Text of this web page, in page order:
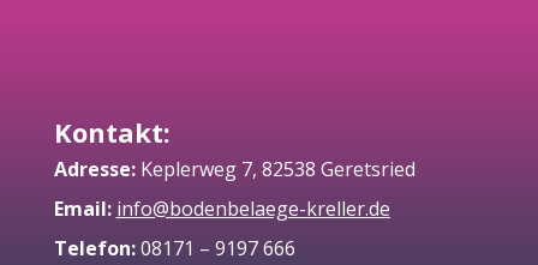
Kontakt:
Adresse: Keplerweg 7, 82538 Geretsried
Email: info@bodenbelaege-kreller.de
Telefon:08171 – 9197 666